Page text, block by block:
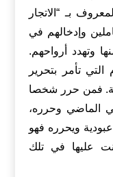
بـ “الاتجار
وإدخالهم في
وتهدد أرواحهم.
تأمر بتحرير
فمن حرر شخصا
الماضي وحرره،
ويحرره فهو
عليها في تلك